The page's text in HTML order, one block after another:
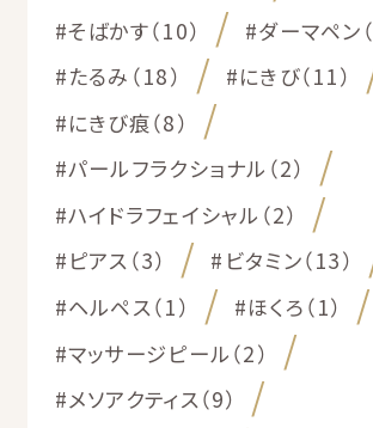
#そばかす（10）
#ダーマペン（
#たるみ（18）
#にきび（11）
#にきび痕（8）
#パールフラクショナル（2）
#ハイドラフェイシャル（2）
#ピアス（3）
#ビタミン（13）
#ヘルペス（1）
#ほくろ（1）
#マッサージピール（2）
#メソアクティス（9）